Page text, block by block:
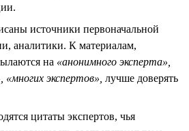
источники первоначальной
аналитики. К материалам,
на «анонимного эксперта»,
«многих экспертов», лучше доверять
цитаты экспертов, чья